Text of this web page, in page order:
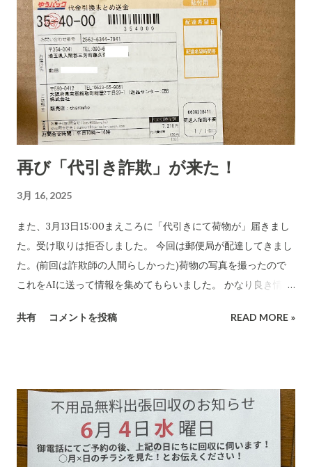
再び「代引き詐欺」が来た！
3月 16, 2025
また、3月13日15:00まえころに「代引きにて荷物が」届きまし
た。受け取りは拒否しました。 今回は郵便局が配達してきまし
た。(前回は詐欺師の人間らしかった)荷物の写真を撮ったので
これをAIに送って情報を集めてもらいました。 かなり良き情報
さまざま考え抜いてやっています。 高齢の女性や意思表示がで
受ける郵便局とヤマトなど宅配会社にとっては上得意のお客さ
まであるのかもしれない???...(受取拒絶で返品になる確率はかな
り高いのでその返送時の運賃も売上となります。) 以下は、AI
の分析です。長文です。 詐欺にかかる心理についてもAIに分
共有 コメントを投稿 READ MORE »